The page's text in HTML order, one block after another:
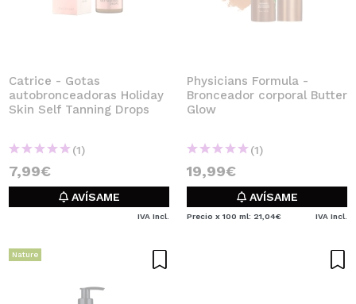
Catrice - Gotas
autobronceadoras Holiday
Skin Self Tanning Drops
(1)
7,99€
AVÍSAME
IVA Incl.
Physicians Formula -
Bronceador corporal Butter
Glow
(1)
19,99€
AVÍSAME
Precio x 100 ml: 21,04€ IVA Incl.
Nature